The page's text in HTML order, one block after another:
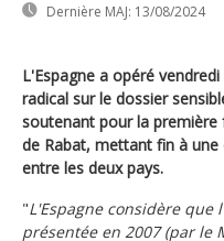
Dernière MAJ: 13/08/2024
L'Espagne a opéré
radical sur le dossier
soutenant pour la
de Rabat, mettant fin à
entre les deux pays.
"L'Espagne considère
présentée en 2007 (par le